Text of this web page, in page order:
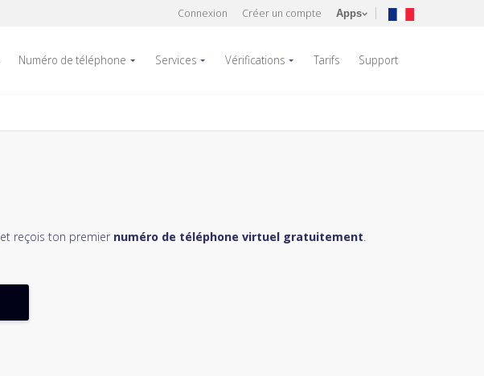
Connexion Créer un compte Apps
Numéro de téléphone Services Vérifications Tarifs Support
et reçois ton premier numéro de téléphone virtuel gratuitement.